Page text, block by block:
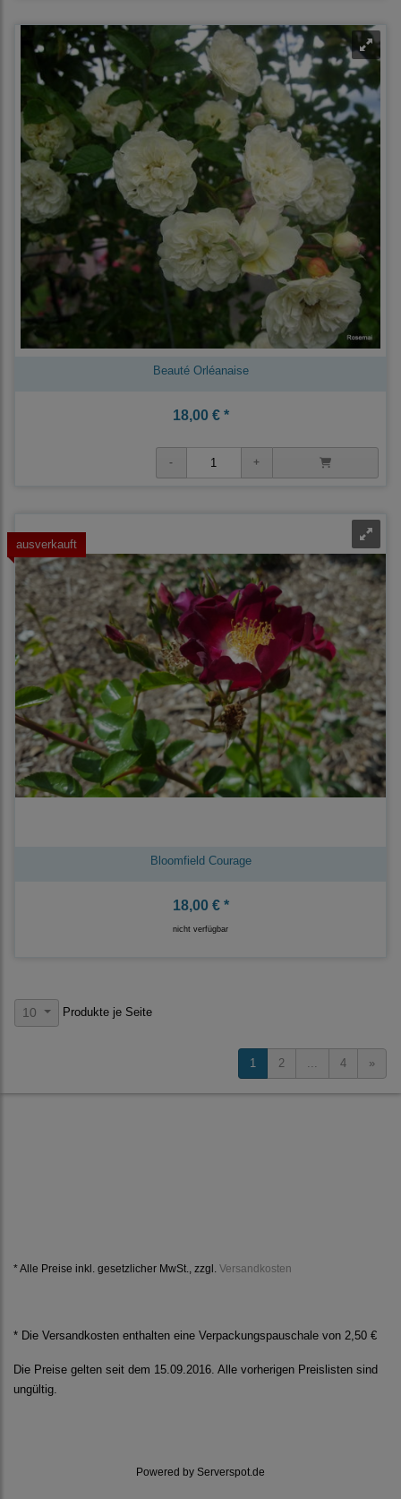
Beauté Orléanaise
18,00 € *
ausverkauft
Bloomfield Courage
18,00 € *
nicht verfügbar
10 Produkte je Seite
1 2 4 »
* Alle Preise inkl. gesetzlicher MwSt., zzgl. Versandkosten
* Die Versandkosten enthalten eine Verpackungspauschale von 2,50 €
Die Preise gelten seit dem 15.09.2016. Alle vorherigen Preislisten sind
ungültig.
Powered by Serverspot.de